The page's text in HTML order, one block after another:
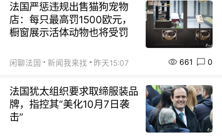
法国严惩违规出售猫狗宠物
店：每只最高罚1500欧元，
橱窗展示活体动物也将受罚
闲聊法国 新闻我来找 昨天15:07 661 0
法国犹太组织要求取缔服装品
牌，指控其“美化10月7日袭
击”